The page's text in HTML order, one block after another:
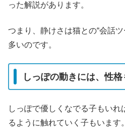
った解説があります。
つまり、静けさは猫との“会話
多いのです。
しっぽの動きには、性格
しっぽで優しくなでる子もい
るように触れていく子もいます。